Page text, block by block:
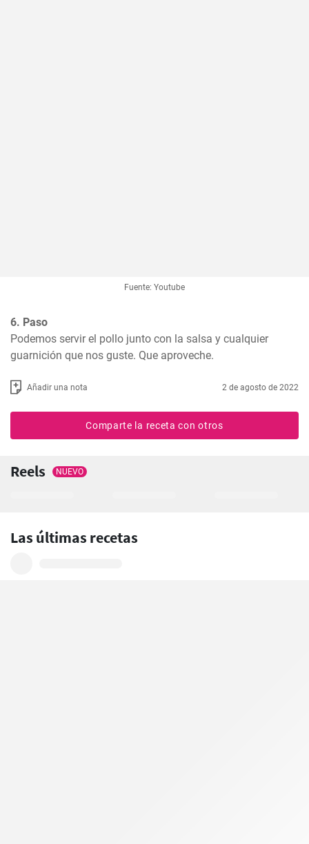
Fuente: Youtube
6. Paso
Podemos servir el pollo junto con la salsa y cualquier
guarnición que nos guste. Que aproveche.
Añadir una nota 2 de agosto de 2022
Comparte la receta con otros
Reels NUEVO
Las últimas recetas